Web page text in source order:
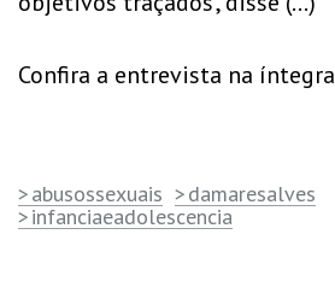
Confira a entrevista na íntegra
abusossexuais
damaresalves
infanciaeadolescencia